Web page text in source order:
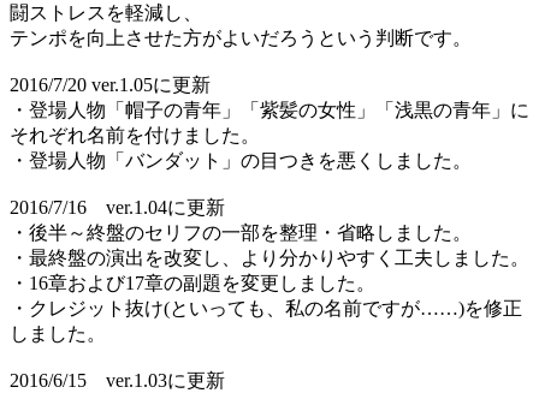
闘ストレスを軽減し、
テンポを向上させた方がよいだろうという判断です。
2016/7/20 ver.1.05に更新
・登場人物「帽子の青年」「紫髪の女性」「浅黒の青年」に
それぞれ名前を付けました。
・登場人物「バンダット」の目つきを悪くしました。
2016/7/16 ver.1.04に更新
・後半～終盤のセリフの一部を整理・省略しました。
・最終盤の演出を改変し、より分かりやすく工夫しました。
・16章および17章の副題を変更しました。
・クレジット抜け(といっても、私の名前ですが……)を修正
しました。
2016/6/15 ver.1.03に更新